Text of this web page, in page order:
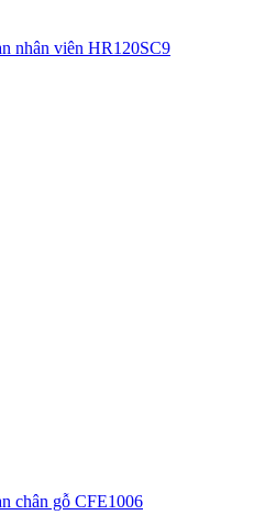
nhân viên HR120SC9
chân gỗ CFE1006